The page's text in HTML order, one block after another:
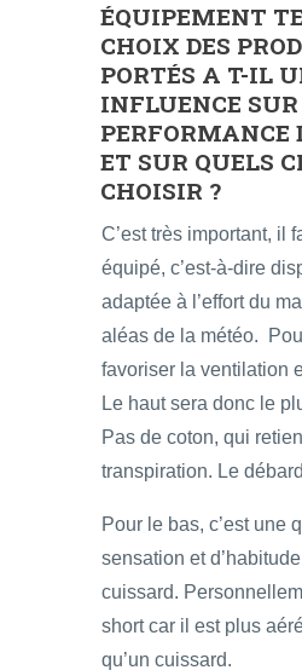
ÉQUIPEMENT
CHOIX DES
PORTÉS A T-IL
INFLUENCE
PERFORMANCE
ET SUR QUELS
CHOISIR ?
C’est très important, il
équipé, c’est-à-dire
adaptée à l’effort du
aléas de la météo.
favoriser la ventilation
Le haut sera donc le
Pas de coton, qui
transpiration. Le
Pour le bas, c’est une
sensation et
cuissard.
short car il est plus
qu’un cuissard.